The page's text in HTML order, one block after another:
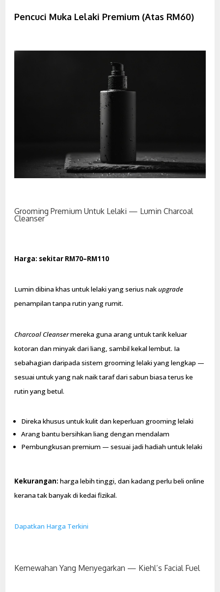
Pencuci Muka Lelaki Premium (Atas RM60)
Grooming Premium Untuk Lelaki — Lumin Charcoal
Cleanser
Harga: sekitar RM70–RM110
Lumin dibina khas untuk lelaki yang serius nakupgrade
penampilan tanpa rutin yang rumit.
Charcoal Cleansermereka guna arang untuk tarik keluar
kotoran dan minyak dari liang, sambil kekal lembut. Ia
sebahagian daripada sistem grooming lelaki yang lengkap —
sesuai untuk yang nak naik taraf dari sabun biasa terus ke
rutin yang betul.
Direka khusus untuk kulit dan keperluan grooming lelaki
Arang bantu bersihkan liang dengan mendalam
Pembungkusan premium — sesuai jadi hadiah untuk lelaki
Kekurangan: harga lebih tinggi, dan kadang perlu beli online
kerana tak banyak di kedai fizikal.
Dapatkan Harga Terkini
Kemewahan Yang Menyegarkan — Kiehl’s Facial Fuel